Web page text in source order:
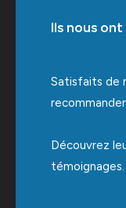
Ils nous
Satisfaits de
Découvrez
témoignages.